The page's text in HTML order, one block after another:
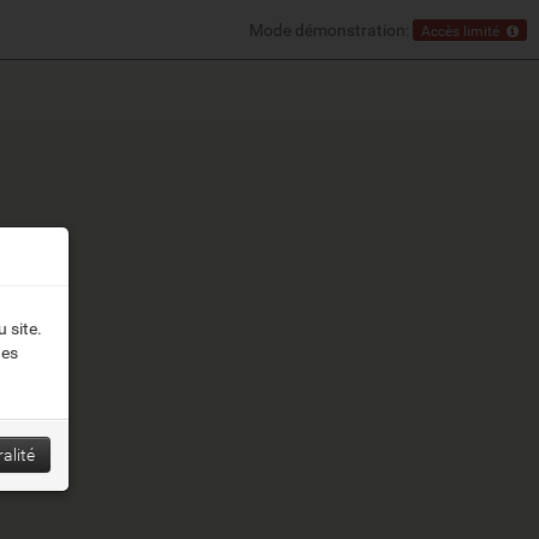
Mode démonstration: Accès limité
site.